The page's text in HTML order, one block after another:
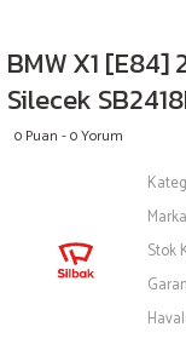
BMW X1 [E84]
Silecek
0 Puan - 0 Yorum
Marka
Stok